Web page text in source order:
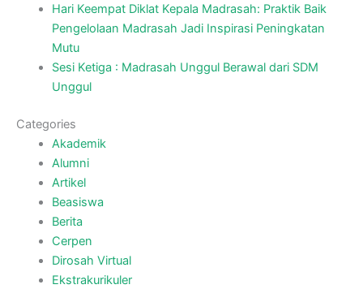
Hari Keempat Diklat Kepala Madrasah: Praktik Baik
Pengelolaan Madrasah Jadi Inspirasi Peningkatan
Mutu
Sesi Ketiga : Madrasah Unggul Berawal dari SDM
Unggul
Categories
Akademik
Alumni
Artikel
Beasiswa
Berita
Cerpen
Dirosah Virtual
Ekstrakurikuler